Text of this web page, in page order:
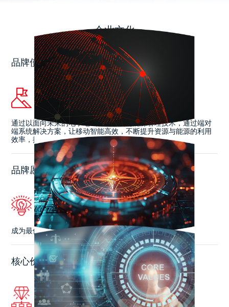
企业文化
品牌使命
通过以面向未来的电子电气智能控制与能源管理技术，通过端对
端系统解决方案，让移动智能高效，不断提升资源与能源的利用
效率，推动明日世界的可持续发展与社会繁荣
品牌愿景
成为最值得信赖的数智生态伙伴。
核心价值观